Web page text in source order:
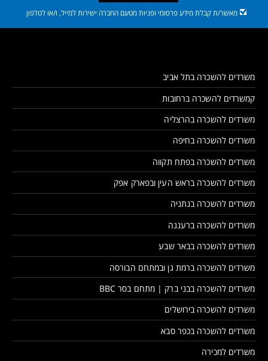
מאשר/ת קבלת מידע פרסומי ופניות מטעם החברה ישירות למייל, ו/או לטלפון
משרדים להשכרה בתל אביב
קמשרדים להשכרה ברחובות
משרדים להשכרה בהרצליה
משרדים להשכרה בחיפה
משרדים להשכרה בפתח תקווה
משרדים להשכרה בראש העין ובפארק אפק
משרדים להשכרה בנתניה
משרדים להשכרה ברעננה
משרדים להשכרה בבאר שבע
משרדים להשכרה ברמת גן ובמתחם הבורסה
משרדים להשכרה בבני ברק | מתחם בסר BBC
משרדים להשכרה בירושלים
משרדים להשכרה בכפר סבא
משרדים למכירה